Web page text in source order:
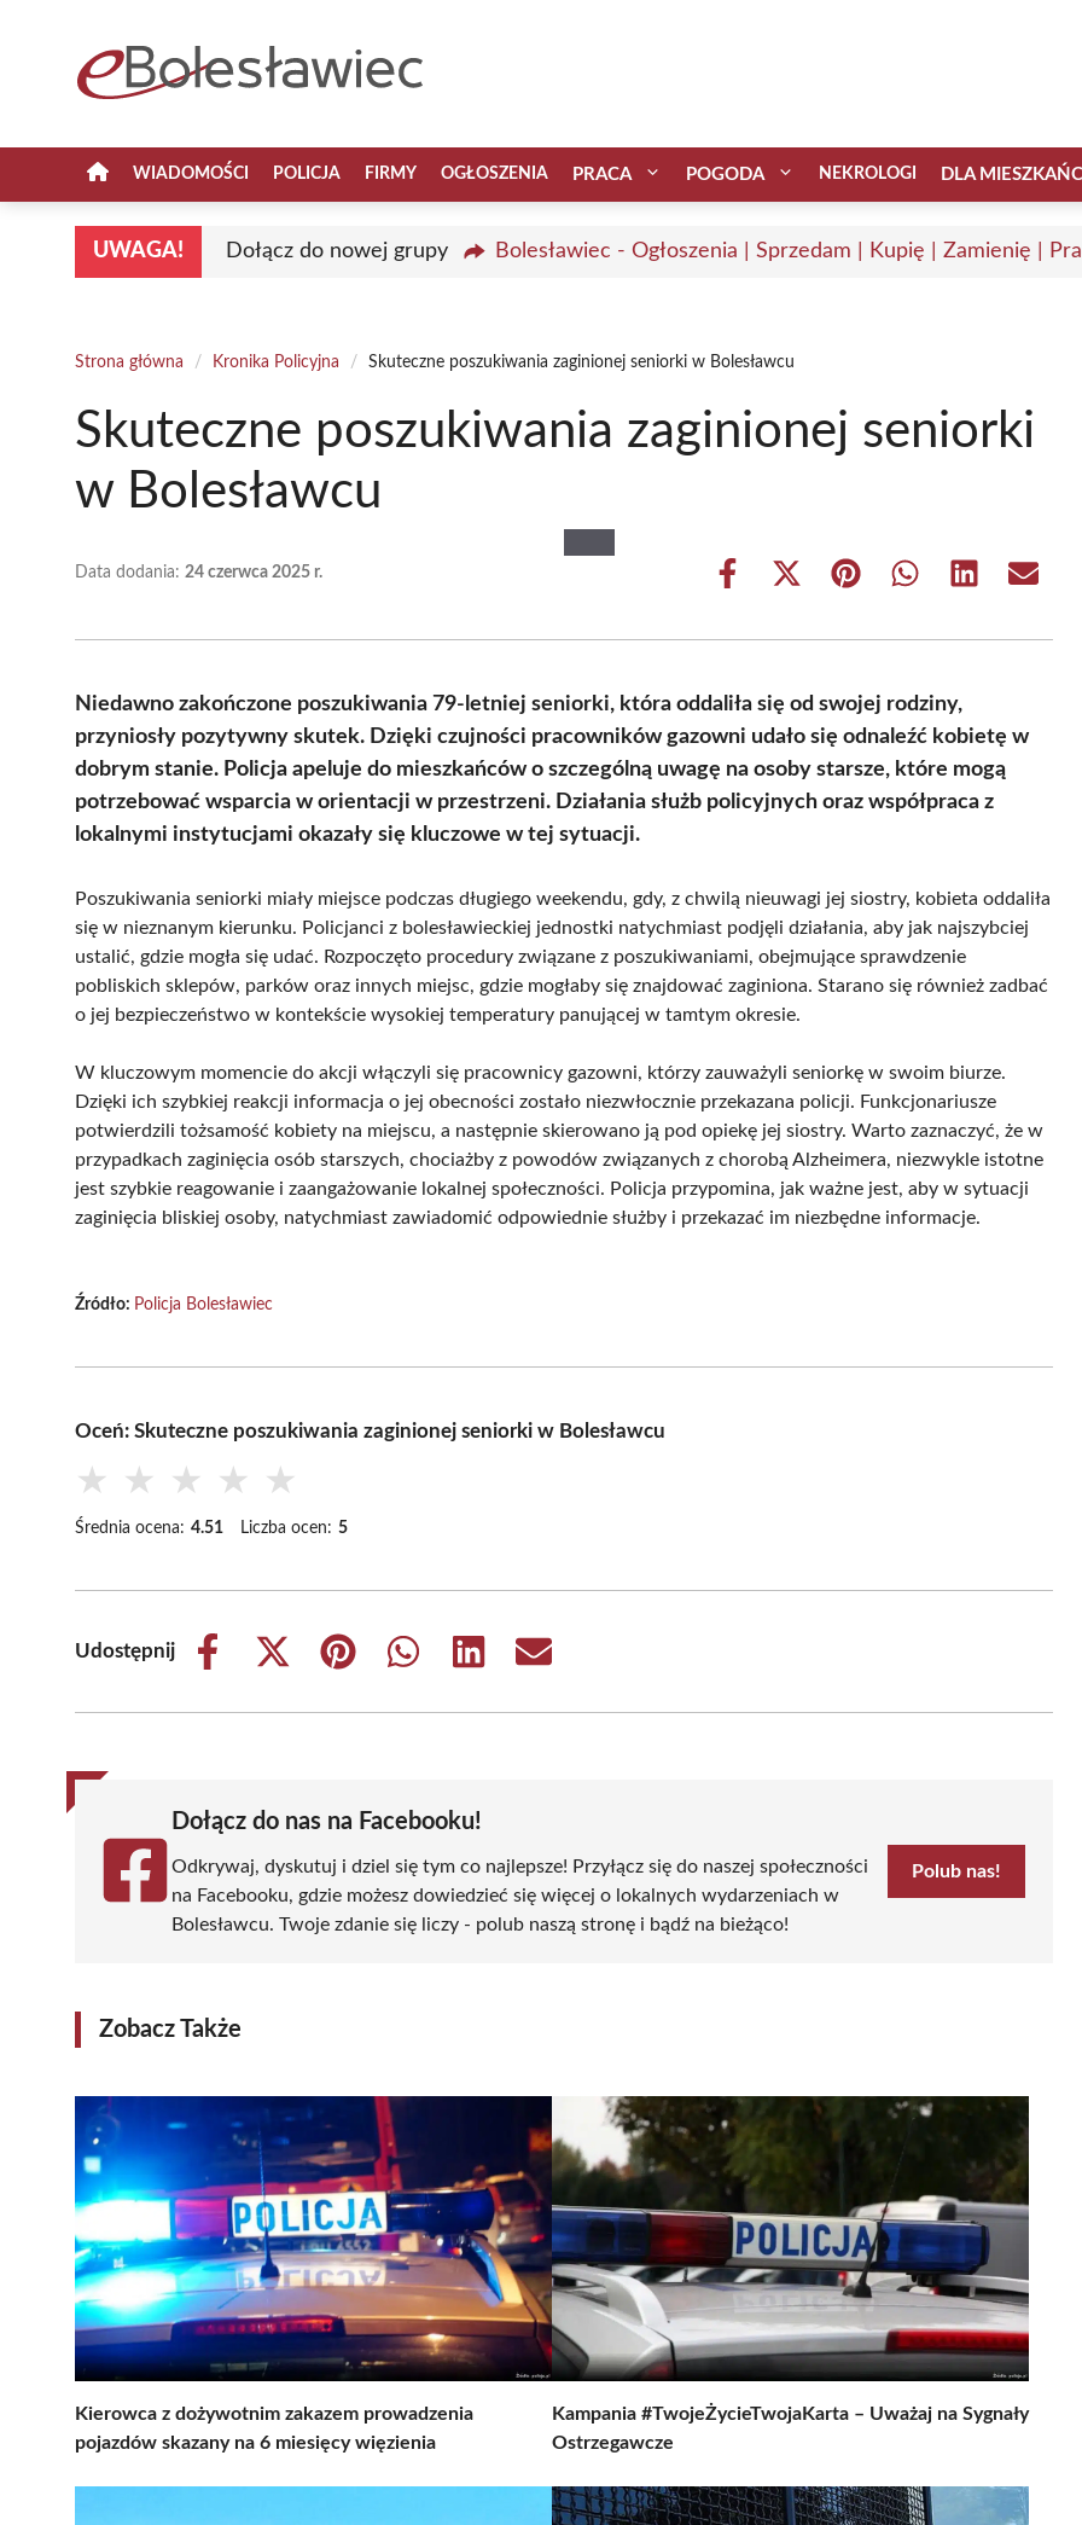
WIADOMOŚCI POLICJA FIRMY OGŁOSZENIA PRACA POGODA NEKROLOGI DLA
UWAGA! Dołącz do nowej grupy Bolesławiec - Ogłoszenia | Sprzedam | Kupię | Zamienię |
Strona główna / Kronika Policyjna / Skuteczne poszukiwania zaginionej seniorki w Bolesławcu
Skuteczne poszukiwania zaginionej seniorki
w Bolesławcu
Data dodania: 24 czerwca 2025 r.
Share
Share
(Twitter)
Share Share Share Share
Niedawno zakończone poszukiwania 79-letniej seniorki, która oddaliła się od swojej rodziny,
przyniosły pozytywny skutek. Dzięki czujności pracowników gazowni udało się odnaleźć kobietę w
dobrym stanie. Policja apeluje do mieszkańców o szczególną uwagę na osoby starsze, które mogą
potrzebować wsparcia w orientacji w przestrzeni. Działania służb policyjnych oraz współpraca z
lokalnymi instytucjami okazały się kluczowe w tej sytuacji.
Poszukiwania seniorki miały miejsce podczas długiego weekendu, gdy, z chwilą nieuwagi jej siostry, kobieta oddaliła
się w nieznanym kierunku. Policjanci z bolesławieckiej jednostki natychmiast podjęli działania, aby jak najszybciej
ustalić, gdzie mogła się udać. Rozpoczęto procedury związane z poszukiwaniami, obejmujące sprawdzenie
pobliskich sklepów, parków oraz innych miejsc, gdzie mogłaby się znajdować zaginiona. Starano się również zadbać
o jej bezpieczeństwo w kontekście wysokiej temperatury panującej w tamtym okresie.
W kluczowym momencie do akcji włączyli się pracownicy gazowni, którzy zauważyli seniorkę w swoim biurze.
Dzięki ich szybkiej reakcji informacja o jej obecności zostało niezwłocznie przekazana policji. Funkcjonariusze
potwierdzili tożsamość kobiety na miejscu, a następnie skierowano ją pod opiekę jej siostry. Warto zaznaczyć, że w
przypadkach zaginięcia osób starszych, chociażby z powodów związanych z chorobą Alzheimera, niezwykle istotne
jest szybkie reagowanie i zaangażowanie lokalnej społeczności. Policja przypomina, jak ważne jest, aby w sytuacji
zaginięcia bliskiej osoby, natychmiast zawiadomić odpowiednie służby i przekazać im niezbędne informacje.
Źródło: Policja Bolesławiec
Oceń: Skuteczne poszukiwania zaginionej seniorki w Bolesławcu
★ ★ ★ ★ ★
Średnia ocena: 4.51 Liczba ocen: 5
Udostępnij
Share
Share
(Twitter)
Share
Share
Share
Share
Dołącz do nas na Facebooku!
Odkrywaj, dyskutuj i dziel się tym co najlepsze! Przyłącz się do naszej społeczności
na Facebooku, gdzie możesz dowiedzieć się więcej o lokalnych wydarzeniach w
Bolesławcu. Twoje zdanie się liczy - polub naszą stronę i bądź na bieżąco!
Polub nas!
Zobacz Także
Kierowca z dożywotnim zakazem prowadzenia
pojazdów skazany na 6 miesięcy więzienia
Kampania #TwojeŻycieTwojaKarta – Uważaj na Sygnały
Ostrzegawcze